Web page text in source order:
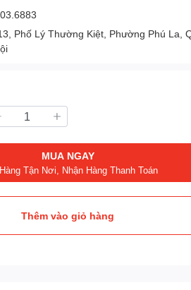
Phố Lý Thường Kiệt, Phường Phú La,
MUA NGAY
Tận Nơi, Nhận Hàng Thanh Toán
Thêm vào giỏ hàng